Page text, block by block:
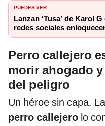
PUEDES VER:
Lanzan ‘Tusa’ de Karol
redes sociales
Perro callejero
morir ahogado
del peligro
Un héroe sin capa.
perro callejero lo